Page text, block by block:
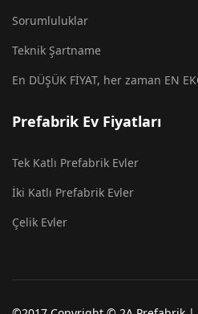
Sorumluluklar
Teknik Şartname
En DÜŞÜK FİYAT, her zaman EN
Prefabrik Ev Fiyatları
Tek Katlı Prefabrik Evler
İki Katlı Prefabrik Evler
Çelik Evler